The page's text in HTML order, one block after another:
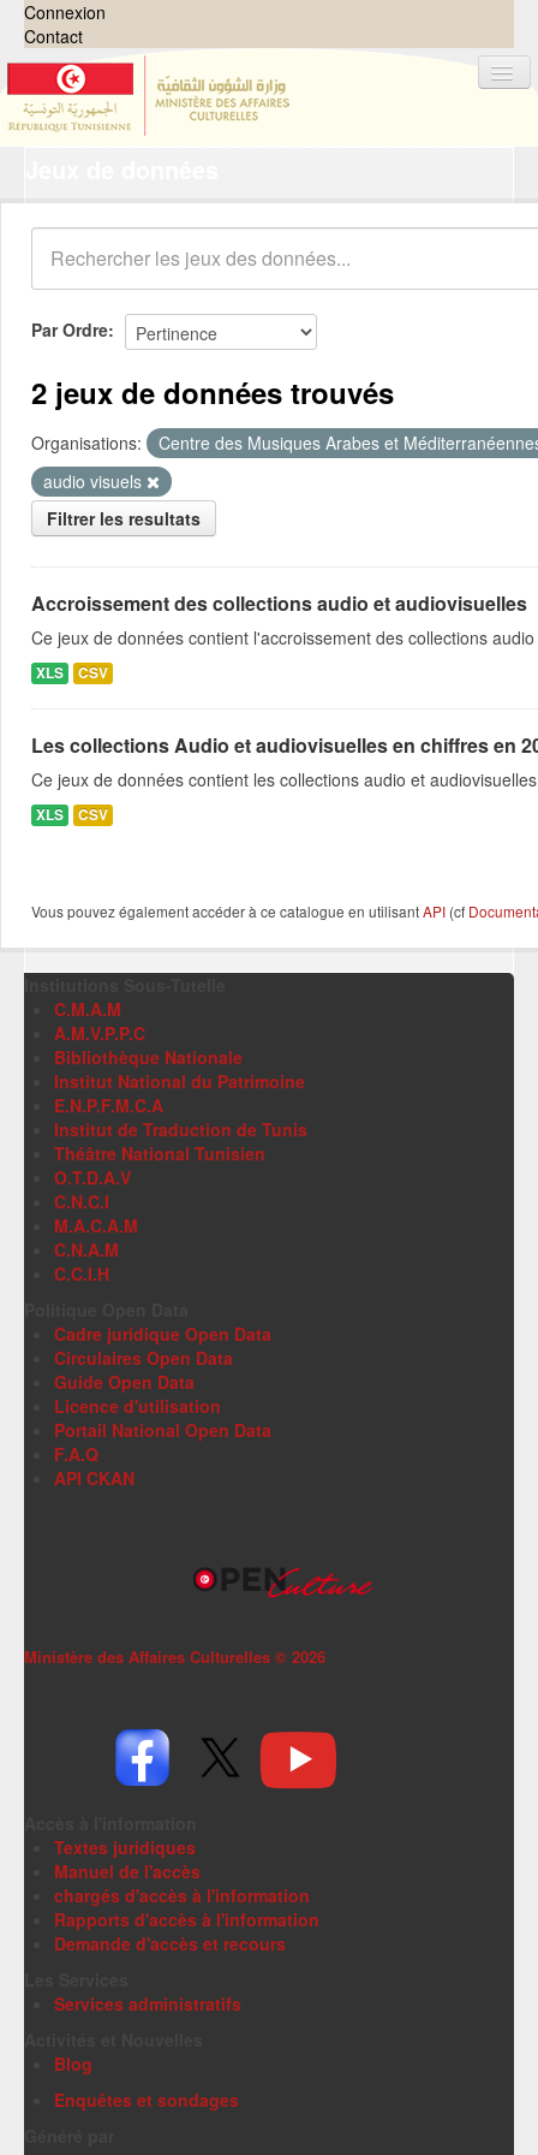
Connexion
Contact
Organisations
Groupes
Demandes 0
À propos
Par Ordre
2 jeux de données trouvés
Organisations:
Centre des Musiques Arabes et
audio visuels
Filtrer les resultats
Accroissement des collections audio et audiovisuelles
Ce jeux de données contient l'accroissement des collections
XLS CSV
Les collections Audio et audiovisuelles en chiffres en
Ce jeux de données contient les collections audio et
XLS CSV
Vous pouvez également accéder à ce catalogue en utilisantAPI (cf
C.M.A.M
A.M.V.P.P.C
Bibliothèque Nationale
Institut National du Patrimoine
E.N.P.F.M.C.A
Institut de Traduction de Tunis
Théâtre National Tunisien
O.T.D.A.V
C.N.C.I
M.A.C.A.M
C.N.A.M
C.C.I.H
Cadre juridique Open Data
Circulaires Open Data
Guide Open Data
Licence d'utilisation
Portail National Open Data
F.A.Q
API CKAN
Ministère des Affaires Culturelles © 2026
Textes juridiques
Manuel de l'accès
chargés d'accès à l'information
Rapports d'accès à l'information
Demande d'accès et recours
Services administratifs
Blog
Enquêtes et sondages